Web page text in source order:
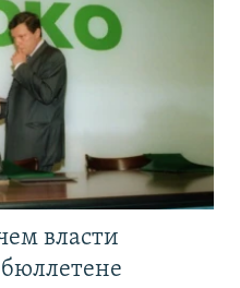
власти